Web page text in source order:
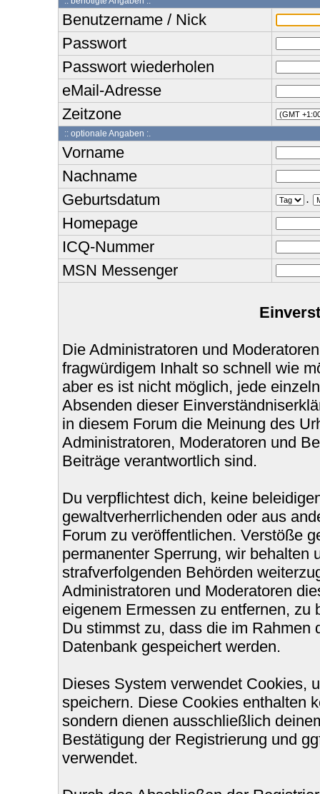
Benutzername / Nick
Passwort
Passwort wiederholen
eMail-Adresse
Zeitzone
:: optionale Angaben :.
Vorname
Nachname
Geburtsdatum
.
Homepage
ICQ-Nummer
MSN Messenger
Die Administratoren und
fragwürdigem Inhalt so schnell wie
aber es ist nicht möglich, jede
Absenden dieser
in diesem Forum die Meinung des
Administratoren, Moderatoren und
Beiträge verantwortlich sind.
Du verpflichtest dich, keine
gewaltverherrlichenden oder aus
Forum zu veröffentlichen. Verstöße
permanenter Sperrung, wir behalten
strafverfolgenden Behörden
Administratoren und Moderatoren
eigenem Ermessen zu entfernen, zu
Du stimmst zu, dass die im Rahmen
Datenbank gespeichert werden.
Dieses System verwendet Cookies,
speichern. Diese Cookies enthalten
sondern dienen ausschließlich
Bestätigung der Registrierung und
verwendet.